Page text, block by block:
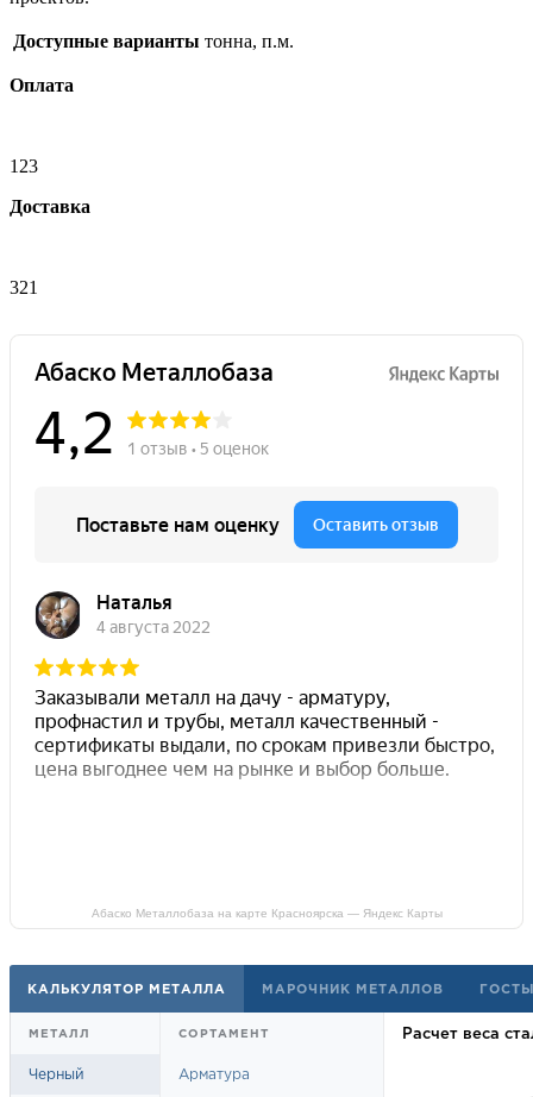
Доступные варианты тонна, п.м.
Оплата
123
Доставка
321
Абаско Металлобаза на карте Красноярска — Яндекс Карты